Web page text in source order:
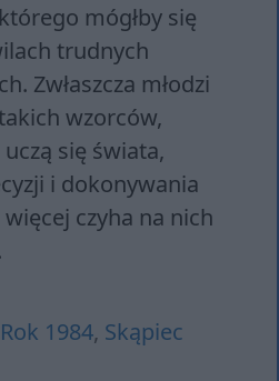
mógłby się
trudnych
Zwłaszcza młodzi
wzorców,
się świata,
i dokonywania
czyha na nich
Rok 1984, Skąpiec